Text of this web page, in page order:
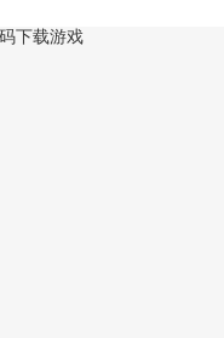
下载游戏